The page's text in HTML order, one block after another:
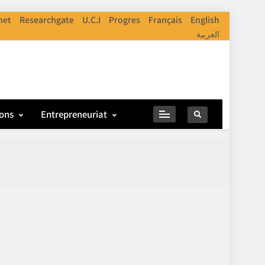
Researchgate U.C.I Progres Français
English
العربية
Entrepreneuriat